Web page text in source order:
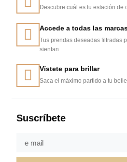
Descubre cuál es tu estación de
Accede a todas las
Tus prendas deseadas filtradas
sientan
Vístete para brillar
Saca el máximo partido a tu
Suscríbete